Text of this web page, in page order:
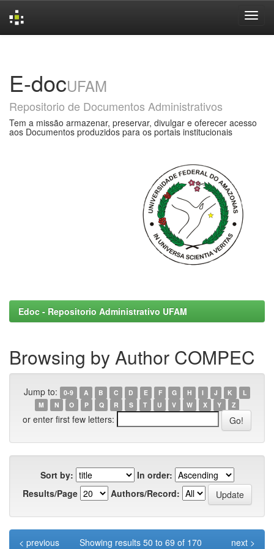
E-docUFAM
Repositorio de Documentos Administrativos
Tem a missão armazenar, preservar, divulgar e oferecer acesso
aos Documentos produzidos para os portais institucionais
Edoc - Repositorio Administrativo UFAM
Browsing by Author COMPEC
Jump to: 0-9 A B C D E F G H I J K
L
M
N O P Q R S T U V W X Y Z
or enter first few letters:
Sort by:
In order:
Results/Page
Authors/Record:
Showing results 50 to 69 of 170
< previous
next >